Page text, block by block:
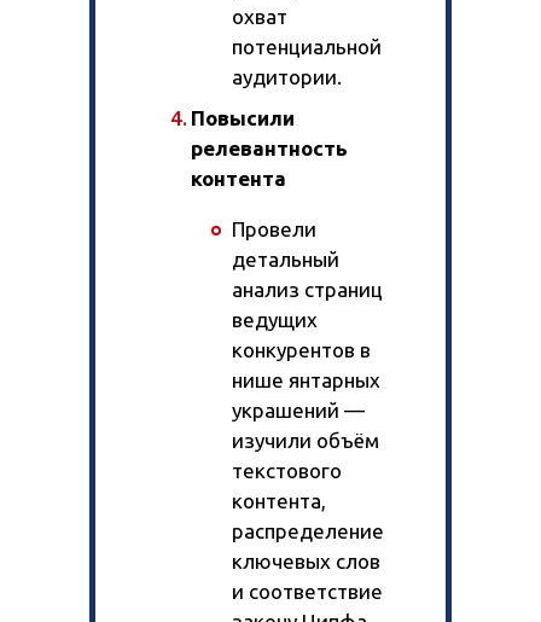
охват
потенциальной
аудитории.
Повысили
релевантность
контента
Провели
детальный
анализ страниц
ведущих
конкурентов в
нише янтарных
украшений —
изучили объём
текстового
контента,
распределение
ключевых слов
и соответствие